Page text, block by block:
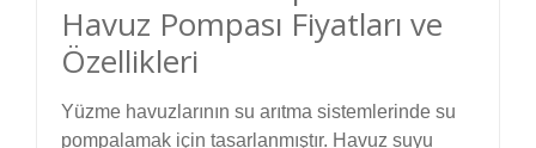
Havuz Pompası Fiyatları ve
Özellikleri
Yüzme havuzlarının su arıtma sistemlerinde su
pompalamak için tasarlanmıştır. Havuz suyu